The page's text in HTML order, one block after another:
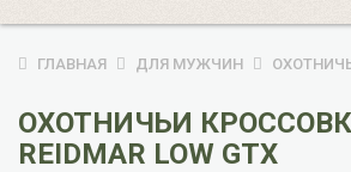
ГЛАВНАЯ ДЛЯ МУЖЧИН
ОХОТНИЧЬИ
REIDMAR LOW GTX